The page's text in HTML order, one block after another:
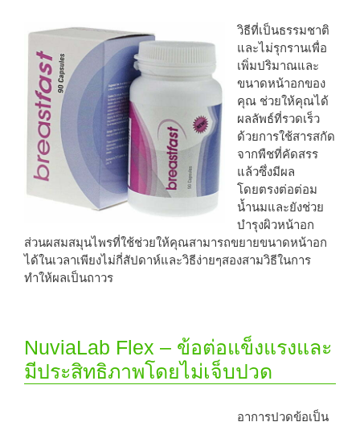
วิธีที่เป็นธรรมชาติ
และไม่รุกรานเพื่อ
เพิ่มปริมาณและ
ขนาดหน้าอกของ
คุณ ช่วยให้คุณได้
ผลลัพธ์ที่รวดเร็ว
ด้วยการใช้สารสกัด
จากพืชที่คัดสรร
แล้วซึ่งมีผล
โดยตรงต่อต่อม
น้ำนมและยังช่วย
บำรุงผิวหน้าอก
ส่วนผสมสมุนไพรที่ใช้ช่วยให้คุณสามารถขยายขนาดหน้าอก
ได้ในเวลาเพียงไม่กี่สัปดาห์และวิธีง่ายๆสองสามวิธีในการ
ทำให้ผลเป็นถาวร
NuviaLab Flex – ข้อต่อแข็งแรงและ
มีประสิทธิภาพโดยไม่เจ็บปวด
อาการปวดข้อเป็น